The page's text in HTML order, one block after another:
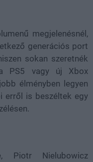
megjelenésnél,
generációs port
sokan szeretnék
PS5 vagy új Xbox
élményben legyen
erről is beszéltek egy
Piotr Nielubowicz